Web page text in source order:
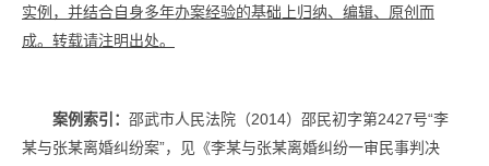
实例，并结合自身多年办案经验的基础上归纳、编辑、原创而
成。转载请注明出处。
案例索引： 邵武市人民法院（2014）邵民初字第2427号“李
某与张某离婚纠纷案”，见《李某与张某离婚纠纷一审民事判决